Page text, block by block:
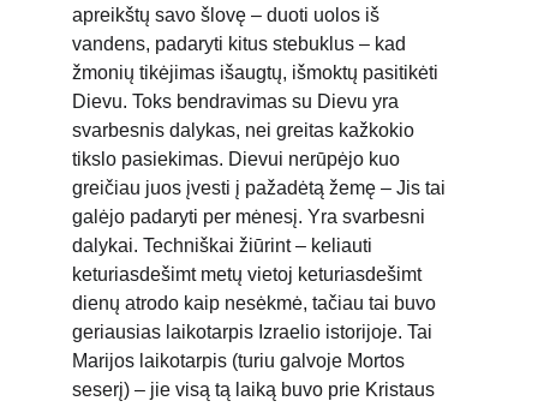
apreikštų savo šlovę – duoti uolos iš
vandens, padaryti kitus stebuklus – kad
žmonių tikėjimas išaugtų, išmoktų pasitikėti
Dievu. Toks bendravimas su Dievu yra
svarbesnis dalykas, nei greitas kažkokio
tikslo pasiekimas. Dievui nerūpėjo kuo
greičiau juos įvesti į pažadėtą žemę – Jis tai
galėjo padaryti per mėnesį. Yra svarbesni
dalykai. Techniškai žiūrint – keliauti
keturiasdešimt metų vietoj keturiasdešimt
dienų atrodo kaip nesėkmė, tačiau tai buvo
geriausias laikotarpis Izraelio istorijoje. Tai
Marijos laikotarpis (turiu galvoje Mortos
seserį) – jie visą tą laiką buvo prie Kristaus